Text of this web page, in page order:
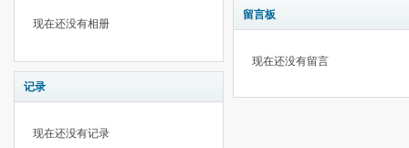
现在还没有相册
记录
现在还没有记录
留言板
现在还没有留言